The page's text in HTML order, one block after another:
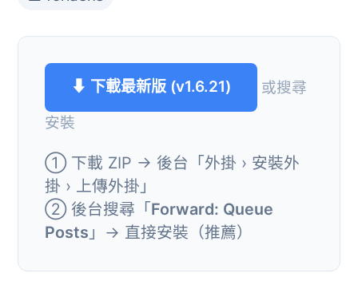
⬇ 下載最新版 (v1.6.21)
或搜尋
安裝
① 下載 ZIP → 後台「外掛 › 安裝外
掛 › 上傳外掛」
② 後台搜尋「Forward: Queue
Posts 」→ 直接安裝（推薦）